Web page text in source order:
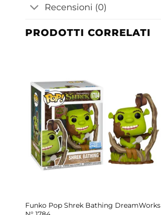
Recensioni (0)
PRODOTTI CORRELATI
Funko Pop Shrek Bathing DreamWorks